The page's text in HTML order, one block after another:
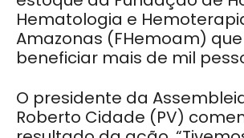
Hematologia e
Amazonas (FHemoam)
beneficiar mais de mil
O presidente da
Roberto Cidade (PV)